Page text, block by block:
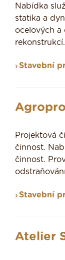
Nabídka
statika a
ocelových a
rekonstrukcí.
Stavební
Projektová
činnost.
činnost.
Stavební
Atelier